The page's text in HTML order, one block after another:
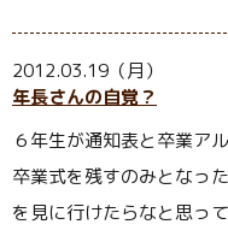
2012.03.19（月）
年長さんの自覚？
６年生が通知表と卒業ア
卒業式を残すのみとなっ
を見に行けたらなと思って